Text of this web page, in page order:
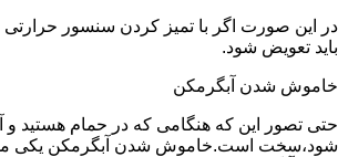
در این صورت اگر با تمیز کردن سنسور
باید تعویض شود.
خاموش شدن آبگرمکن
حتی تصور این که هنگامی که در حمام هستید
شود،سخت است.خاموش شدن آبگرمکن یکی